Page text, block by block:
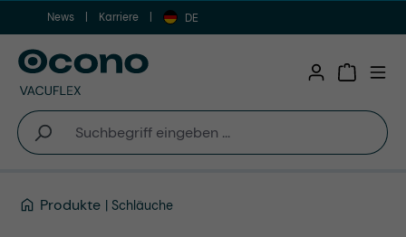
Zum Hauptinhalt springen
News Karriere DE
Produkte Schläuche